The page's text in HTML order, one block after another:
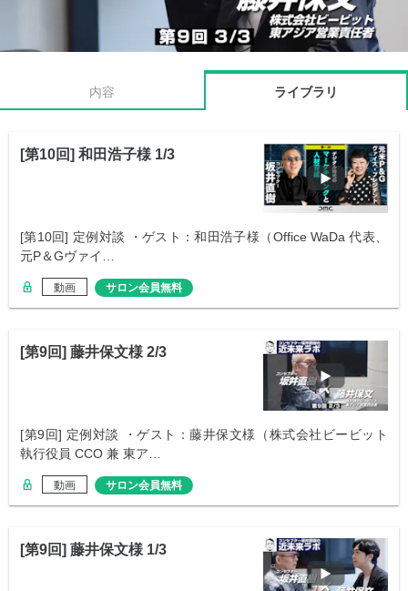
内容 ライブラリ
[第10回] 和田浩子様 1/3
[第10回] 定例対談 ・ゲスト：和田浩子様（Office WaDa 代表、
元P＆Gヴァイ…
動画 サロン会員無料
[第9回] 藤井保文様 2/3
[第9回] 定例対談 ・ゲスト：藤井保文様（株式会社ビービット
執行役員 CCO 兼 東ア…
動画 サロン会員無料
[第9回] 藤井保文様 1/3